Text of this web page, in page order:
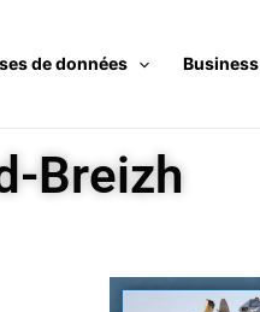
de données Business
Breizh